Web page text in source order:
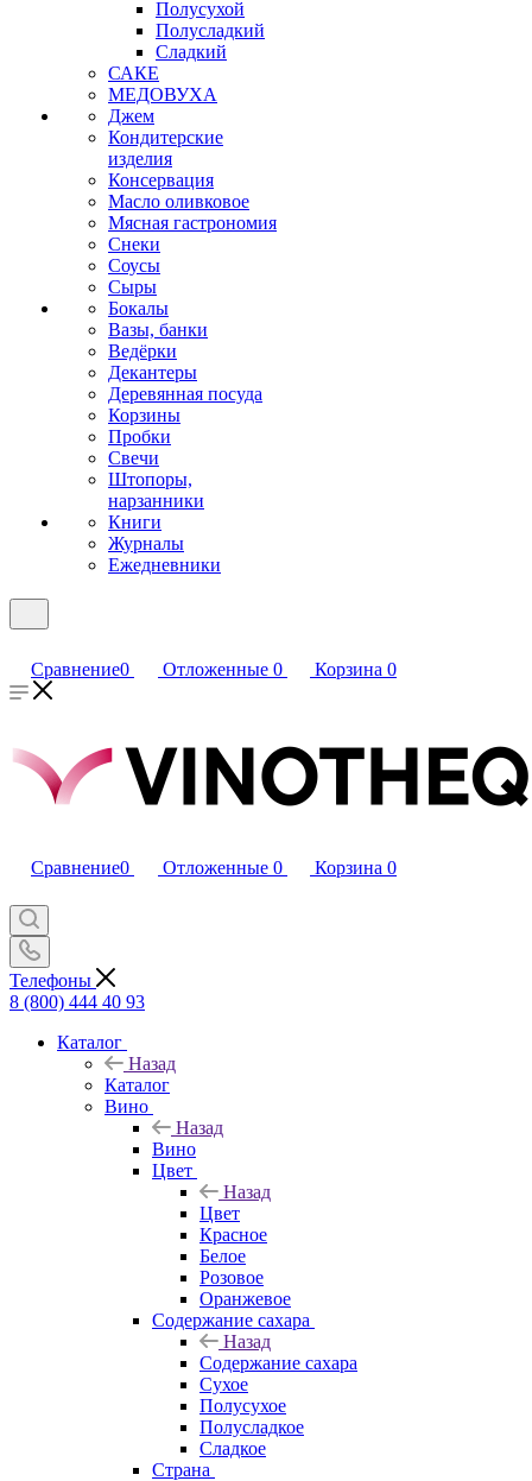
Полусухой
Полусладкий
Сладкий
САКЕ
МЕДОВУХА
Джем
Кондитерские
изделия
Консервация
Масло оливковое
Мясная гастрономия
Снеки
Соусы
Сыры
Бокалы
Вазы, банки
Ведёрки
Декантеры
Деревянная посуда
Корзины
Пробки
Свечи
Штопоры,
нарзанники
Книги
Журналы
Ежедневники
Сравнение0 Отложенные 0 Корзина 0
Сравнение0 Отложенные 0 Корзина 0
Телефоны
8 (800) 444 40 93
Каталог
Назад
Каталог
Вино
Назад
Вино
Цвет
Назад
Цвет
Красное
Белое
Розовое
Оранжевое
Содержание сахара
Назад
Содержание сахара
Сухое
Полусухое
Полусладкое
Сладкое
Страна